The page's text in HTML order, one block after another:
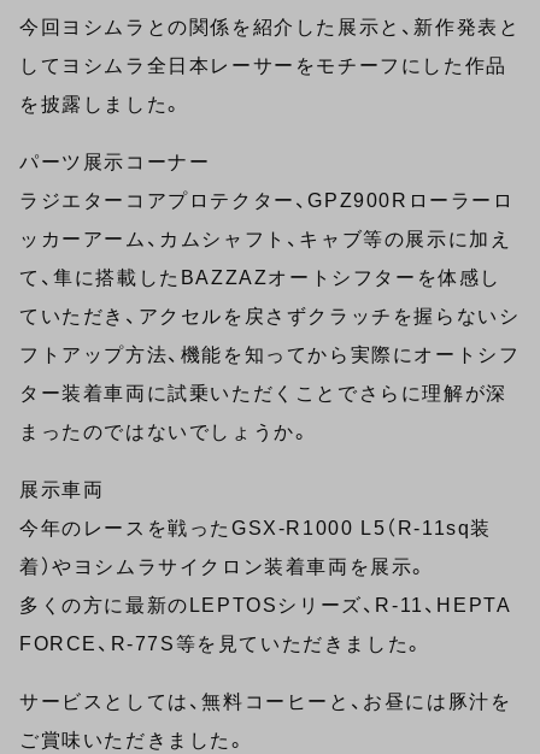
今回ヨシムラとの関係を紹介した展示と、新作発表と
してヨシムラ全日本レーサーをモチーフにした作品
を披露しました。
パーツ展示コーナー
ラジエターコアプロテクター、GPZ900Rローラーロ
ッカーアーム、カムシャフト、キャブ等の展示に加え
て、隼に搭載したBAZZAZオートシフターを体感し
ていただき、アクセルを戻さずクラッチを握らないシ
フトアップ方法、機能を知ってから実際にオートシフ
ター装着車両に試乗いただくことでさらに理解が深
まったのではないでしょうか。
展示車両
今年のレースを戦ったGSX-R1000 L5（R-11sq装
着）やヨシムラサイクロン装着車両を展示。
多くの方に最新のLEPTOSシリーズ、R-11、HEPTA
FORCE、R-77S等を見ていただきました。
サービスとしては、無料コーヒーと、お昼には豚汁を
ご賞味いただきました。